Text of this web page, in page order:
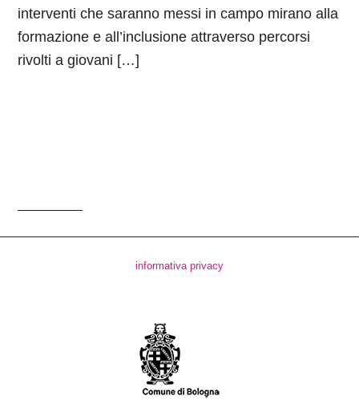
interventi che saranno messi in campo mirano alla
formazione e all’inclusione attraverso percorsi
rivolti a giovani […]
informativa privacy